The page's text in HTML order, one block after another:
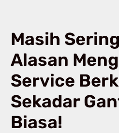
Masih
Alasan
Service
Sekadar
Biasa!